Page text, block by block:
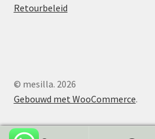
Retourbeleid
© mesilla. 2026
Gebouwd met WooCommerce.